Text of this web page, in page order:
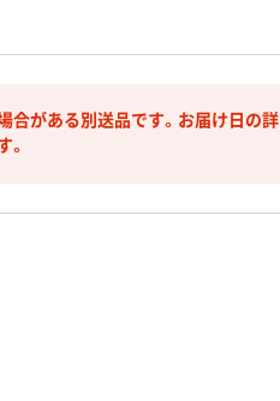
合がある別送品です。お届け日の詳
。